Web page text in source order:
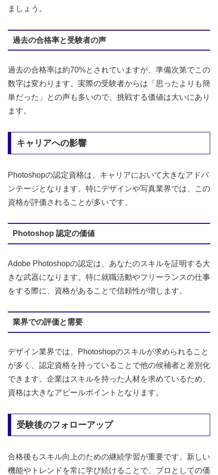
ましょう。
過去の合格率と受験者の声
過去の合格率は約70%とされていますが、準備次第でこの
数字は変わります。実際の受験者からは「思ったよりも簡
単だった」との声も多いので、挑戦する価値は大いにあり
ます。
キャリアへの影響
Photoshopの認定資格は、キャリアにおいて大きなアドバ
ンテージとなります。特にデザインや写真業界では、この
資格が評価されることが多いです。
Photoshop 認定の価値
Adobe Photoshopの認定は、あなたのスキルを証明する大
きな武器になります。特に就職活動やフリーランスの仕事
をする際に、資格があることで信頼性が増します。
業界での評価と需要
デザイン業界では、Photoshopのスキルが求められること
が多く、認定資格を持っていることで他の候補者と差別化
できます。企業はスキルを持った人材を求めているため、
資格は大きなアピールポイントとなります。
受験後のフォローアップ
合格後もスキル向上のための継続学習が重要です。新しい
機能やトレンドを常に学び続けることで、プロとしての価